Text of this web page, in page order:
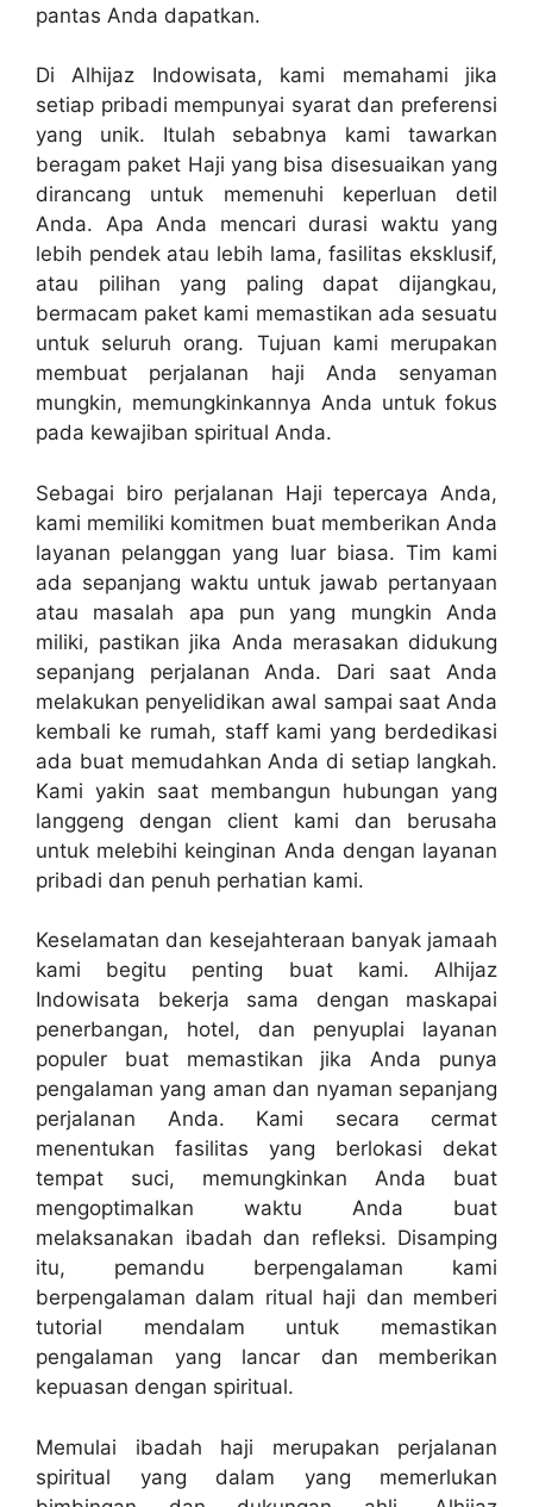
pantas Anda dapatkan.
Di Alhijaz Indowisata, kami memahami jika
setiap pribadi mempunyai syarat dan preferensi
yang unik. Itulah sebabnya kami tawarkan
beragam paket Haji yang bisa disesuaikan yang
dirancang untuk memenuhi keperluan detil
Anda. Apa Anda mencari durasi waktu yang
lebih pendek atau lebih lama, fasilitas eksklusif,
atau pilihan yang paling dapat dijangkau,
bermacam paket kami memastikan ada sesuatu
untuk seluruh orang. Tujuan kami merupakan
membuat perjalanan haji Anda senyaman
mungkin, memungkinkannya Anda untuk fokus
pada kewajiban spiritual Anda.
Sebagai biro perjalanan Haji tepercaya Anda,
kami memiliki komitmen buat memberikan Anda
layanan pelanggan yang luar biasa. Tim kami
ada sepanjang waktu untuk jawab pertanyaan
atau masalah apa pun yang mungkin Anda
miliki, pastikan jika Anda merasakan didukung
sepanjang perjalanan Anda. Dari saat Anda
melakukan penyelidikan awal sampai saat Anda
kembali ke rumah, staff kami yang berdedikasi
ada buat memudahkan Anda di setiap langkah.
Kami yakin saat membangun hubungan yang
langgeng dengan client kami dan berusaha
untuk melebihi keinginan Anda dengan layanan
pribadi dan penuh perhatian kami.
Keselamatan dan kesejahteraan banyak jamaah
kami begitu penting buat kami. Alhijaz
Indowisata bekerja sama dengan maskapai
penerbangan, hotel, dan penyuplai layanan
populer buat memastikan jika Anda punya
pengalaman yang aman dan nyaman sepanjang
perjalanan Anda. Kami secara cermat
menentukan fasilitas yang berlokasi dekat
tempat suci, memungkinkan Anda buat
mengoptimalkan waktu Anda buat
melaksanakan ibadah dan refleksi. Disamping
itu, pemandu berpengalaman kami
berpengalaman dalam ritual haji dan memberi
tutorial mendalam untuk memastikan
pengalaman yang lancar dan memberikan
kepuasan dengan spiritual.
Memulai ibadah haji merupakan perjalanan
spiritual yang dalam yang memerlukan